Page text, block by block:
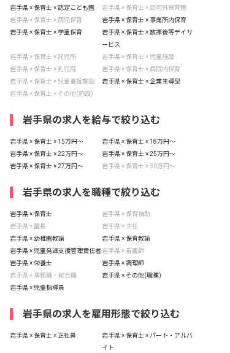
岩手県 × 保育士 × 認定こども園
岩手県 × 保育士 × 認可外保育園
岩手県 × 保育士 × 病児保育
岩手県 × 保育士 × 事業所内保育
岩手県 × 保育士 × 学童保育
岩手県 × 保育士 × 放課後等デイサ
ービス
岩手県 × 保育士 × 託児所
岩手県 × 保育士 × 児童施設
岩手県 × 保育士 × 乳児院
岩手県 × 保育士 × 病院内保育
岩手県 × 保育士 × 児童養護施設
岩手県 × 保育士 × 企業主導型
岩手県 × 保育士 × その他(施設)
岩手県の求人を給与で絞り込む
岩手県 × 保育士 × 15万円〜
岩手県 × 保育士 × 18万円〜
岩手県 × 保育士 × 22万円〜
岩手県 × 保育士 × 25万円〜
岩手県 × 保育士 × 27万円〜
岩手県 × 保育士 × 30万円〜
岩手県の求人を職種で絞り込む
岩手県 × 保育士
岩手県 × 保育補助
岩手県 × 園長
岩手県 × 主任
岩手県 × 幼稚園教諭
岩手県 × 保育教諭
岩手県 × 児童発達支援管理責任者岩手県 × 看護師
岩手県 × 栄養士
岩手県 × 調理師
岩手県 × 事務職・総合職
岩手県 × その他(職種)
岩手県 × 児童指導員
岩手県の求人を雇用形態で絞り込む
岩手県 × 保育士 × 正社員
岩手県 × 保育士 × パート・アルバ
イト